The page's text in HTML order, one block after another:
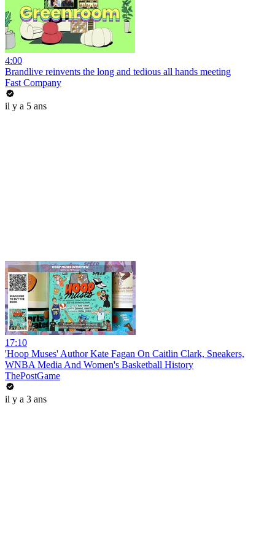
4:00
Brandlive reinvents the long and tedious all hands meeting
Fast Company
il y a 5 ans
17:10
'Hoop Muses' Author Kate Fagan On Caitlin Clark, Sneakers,
WNBA Media And Women's Basketball History
ThePostGame
il y a 3 ans